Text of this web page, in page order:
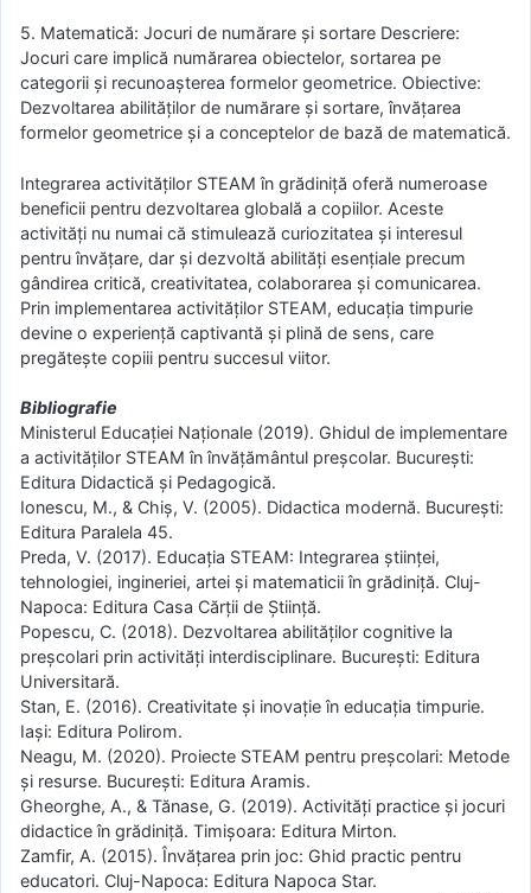
5. Matematică: Jocuri de numărare și sortare Descriere:
Jocuri care implică numărarea obiectelor, sortarea pe
categorii și recunoașterea formelor geometrice. Obiective:
Dezvoltarea abilităților de numărare și sortare, învățarea
formelor geometrice și a conceptelor de bază de matematică.
Integrarea activităților STEAM în grădiniță oferă numeroase
beneficii pentru dezvoltarea globală a copiilor. Aceste
activități nu numai că stimulează curiozitatea și interesul
pentru învățare, dar și dezvoltă abilități esențiale precum
gândirea critică, creativitatea, colaborarea și comunicarea.
Prin implementarea activităților STEAM, educația timpurie
devine o experiență captivantă și plină de sens, care
pregătește copiii pentru succesul viitor.
Bibliografie
Ministerul Educației Naționale (2019). Ghidul de implementare
a activităților STEAM în învățământul preșcolar. București:
Editura Didactică și Pedagogică.
Ionescu, M., & Chiș, V. (2005). Didactica modernă. București:
Editura Paralela 45.
Preda, V. (2017). Educația STEAM: Integrarea științei,
tehnologiei, ingineriei, artei și matematicii în grădiniță. Cluj-
Napoca: Editura Casa Cărții de Știință.
Popescu, C. (2018). Dezvoltarea abilităților cognitive la
preșcolari prin activități interdisciplinare. București: Editura
Universitară.
Stan, E. (2016). Creativitate și inovație în educația timpurie.
Iași: Editura Polirom.
Neagu, M. (2020). Proiecte STEAM pentru preșcolari: Metode
și resurse. București: Editura Aramis.
Gheorghe, A., & Tănase, G. (2019). Activități practice și jocuri
didactice în grădiniță. Timișoara: Editura Mirton.
Zamfir, A. (2015). Învățarea prin joc: Ghid practic pentru
educatori. Cluj-Napoca: Editura Napoca Star.